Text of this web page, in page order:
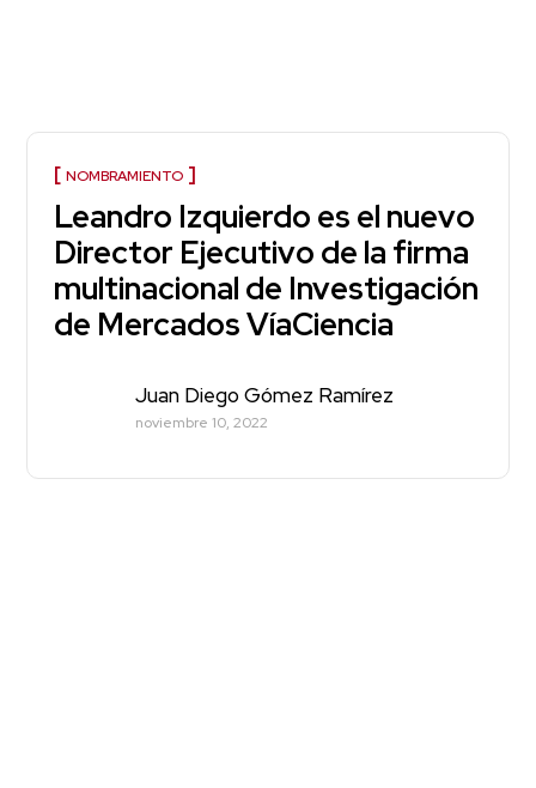
NOMBRAMIENTO
Leandro Izquierdo es el nuevo
Director Ejecutivo de la firma
multinacional de Investigación
de Mercados VíaCiencia
Juan Diego Gómez Ramírez
noviembre 10, 2022